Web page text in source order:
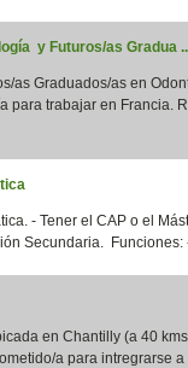
y Futuros/as Gradua
as Graduados/as en
para trabajar en Francia.
- Tener el CAP o el
Secundaria. Funciones:
en Chantilly (a 40
a para intregrarse a